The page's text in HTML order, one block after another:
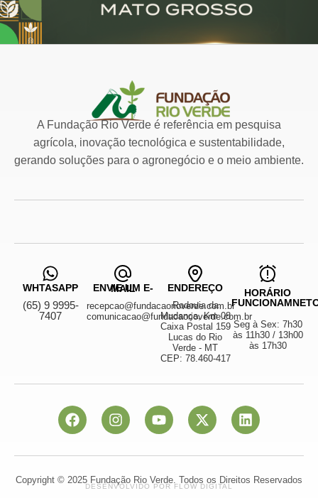
A Fundação Rio Verde é referência em pesquisa
agrícola, inovação tecnológica e sustentabilidade,
gerando soluções para o agronegócio e o meio ambiente.
WHTASAPP
(65) 9 9995-
7407
ENVIE UM E-MAIL
recepcao@fundacaorioverde.com.br
comunicacao@fundacaorioverde.com.br
ENDEREÇO
Rodovia da
Mudança, Km 08
Caixa Postal 159
Lucas do Rio
Verde - MT
CEP: 78.460-417
HORÁRIO
Seg à Sex: 7h30
às 11h30 / 13h00
às 17h30
Copyright © 2025 Fundação Rio Verde. Todos os Direitos Reservados
DESENVOLVIDO POR FLOW DIGITAL